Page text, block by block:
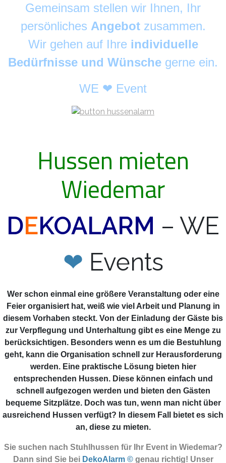
Gemeinsam stellen wir Ihnen, Ihr
persönliches Angebot zusammen.
Wir gehen auf Ihre individuelle
Bedürfnisse und Wünsche gerne ein.
WE ❤ Event
Hussen mieten
Wiedemar
DEKOALARM – WE
❤ Events
Wer schon einmal eine größere Veranstaltung oder eine
Feier organisiert hat, weiß wie viel Arbeit und Planung in
diesem Vorhaben steckt. Von der Einladung der Gäste bis
zur Verpflegung und Unterhaltung gibt es eine Menge zu
berücksichtigen. Besonders wenn es um die Bestuhlung
geht, kann die Organisation schnell zur Herausforderung
werden. Eine praktische Lösung bieten hier
entsprechenden Hussen. Diese können einfach und
schnell aufgezogen werden und bieten den Gästen
bequeme Sitzplätze. Doch was tun, wenn man nicht über
ausreichend Hussen verfügt? In diesem Fall bietet es sich
an, diese zu mieten.
Sie suchen nach Stuhlhussen für Ihr Event in Wiedemar?
Dann sind Sie bei DekoAlarm © genau richtig! Unser